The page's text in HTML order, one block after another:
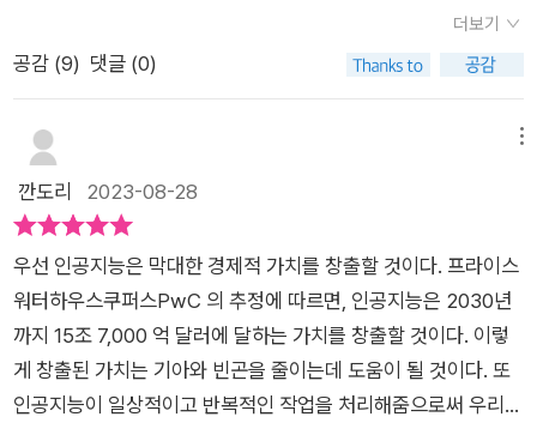
사장이자 (현)시노베이션 벤처스의 최고경영자, 베스트셀러《AI
슈퍼파워》의 저자이기도 하다. 리카이푸는 지난 40년 동안 마이
크로소프트, 구글, 애플에서 인공지능 연구와 제품 개발에 참여했
다. 30억 달러에 이르는 기술투자도 관리했다. 저자는 인공지능
이 인간의 삶에 줄 혜택에 대한 매우 흥미로운 시나리오가 많다고
인류와 세상은 어떻게 변할까를 염두에 두고 책을 썼다. 책은 10
개의 결정적 장면으로 인공지능과 인류의 미래를 펼쳐나간다. 다
가올 약 20년 후의 로드맵이다. 그 10가지 주제는 딥러닝, 딥페이
크, 자연어 기반 인공지능, 보건의료 분야에서의 인공지능, 확장
현실의 윤리적 및 사회적 문제, 완전 자율주행차, 양자컴퓨팅과
독자들이 한결 편안하게 접하길 원했던지라 SF 소설가이자 번역
가인 천치우판과 협업하여 이 책을 펴낸다. 책 속에는 10개의 미
도 등 다양한 나라의 이야기 속에 분야별 발전한 미래의 AI를 소
설을 통해 만날 수 있고, 소설 속에 등장한 AI에 대한 구체적인 설
명이 각 장에 담겨있다. ​ 과학의 발전을 기대하지만, 그만큼 득과
실이 있다는 사실을 책을 읽으며 다시 한번 깨닫게 되었다. 좀 더
편해지고자 하는 인간의 욕심은 과학의 발전을 불러오긴 했지만,
과학의 발전은 또 다른 피해와 고통을 안겨주기도 한다. ​ 개인적
으로 흥미로웠던 부분은 1장에 등장한 미래의 보험에 대한 부분
과 몇 년째 분투 중인 코로나와 관련된 의료과학에 대한 부분이었
다. 인도에 사는 나야나는 전학 온 사헤지에게 관심이 있다. 스마
리의 삶 전반을 송두리째 바꾸게 될 것이라는 전망은 먼 미래의
이야기가 아니다. 첨단 기술과 인공지능이라는, 인간이 잘 살기
위해 만들어낸 기술이 언젠가는 인간의 삶을 위협할 수도 있다는
자각과 더불어 멀지 않은 미래에는 정말로 기계가 인간을 넘어설
수 있는 순간도 오게 될 거라는 두려움이 점차 현실이 되고 있으
니 말이다. 이는 알파고가 이세돌 기사에게 승리를 거둔 이후 더
나왔다. 이번에 만난 책은 그 중에서도 단연코 압도적인 재미와
통찰력을 제시하고 있다. 특히나 이 책은 세계 곳곳을 배경으로 S
F 소설적 스토리텔링을 통해 기술의 미래를 설명하고 질문을 던
지는 독창적인 방식으로 이야기를 들려주고 있어 흥미로웠다. 실
제 SF 작가가 쓴 SF 단편 소설 열 편을 통해서 딥러닝, 딥페이크,
더보기
공감 (9) 댓글 (0)
깐도리 2023-08-28
우선 인공지능은 막대한 경제적 가치를 창출할 것이다. 프라이스
워터하우스쿠퍼스PwC 의 추정에 따르면, 인공지능은 2030년
까지 15조 7,000 억 달러에 달하는 가치를 창출할 것이다. 이렇
게 창출된 가치는 기아와 빈곤을 줄이는데 도움이 될 것이다. 또
인공지능이 일상적이고 반복적인 작업을 처리해줌으로써 우리는